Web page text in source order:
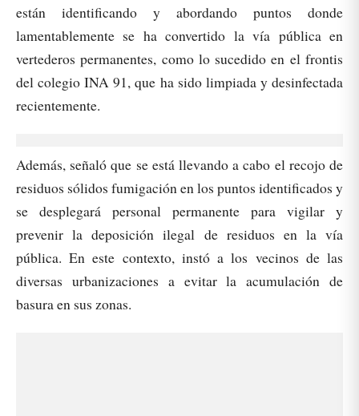
están identificando y abordando puntos donde
lamentablemente se ha convertido la vía pública en
vertederos permanentes, como lo sucedido en el frontis
del colegio INA 91, que ha sido limpiada y desinfectada
recientemente.
Además, señaló que se está llevando a cabo el recojo de
residuos sólidos fumigación en los puntos identificados y
se desplegará personal permanente para vigilar y
prevenir la deposición ilegal de residuos en la vía
pública. En este contexto, instó a los vecinos de las
diversas urbanizaciones a evitar la acumulación de
basura en sus zonas.